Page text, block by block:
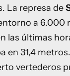
La represa de
a 6.000
las últimas
en 31,4
vertederos